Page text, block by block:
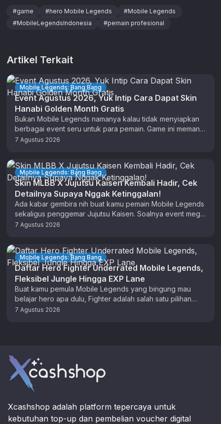
#game #hero Mobile Legends #Mobile Legends
#MobileLegendsIndonesia #pemain profesional
Artikel Terkait
Mobile Legends: Bang Bang
Event Agustus 2026, Yuk Intip Cara Dapat Skin
Hanabi Golden Month Gratis
Bukan Mobile Legends namanya kalau tidak menyiapkan
berbagai event seru untuk para pemain. Game ini memang
sudah lama terkenal rutin …
7 Agustus 2026
Mobile Legends: Bang Bang
Skin MLBB X Jujutsu Kaisen Kembali Hadir, Cek
Detailnya Supaya Nggak Ketinggalan!
Ada kabar gembira nih buat kamu pemain Mobile Legends
sekaligus penggemar Jujutsu Kaisen. Soalnya event mega
resale untuk skin Jujutsu …
7 Agustus 2026
Mobile Legends: Bang Bang
Daftar Hero Fighter Underrated Mobile Legends,
Fleksibel Jungle Hingga EXP Lane
Buat kamu pemula Mobile Legends yang bingung mau
belajar hero apa dulu, Fighter adalah salah satu pilihan
terbaik. Perlu diketahui …
7 Agustus 2026
Xcashshop adalah platform tepercaya untuk
kebutuhan top-up dan pembelian voucher digital